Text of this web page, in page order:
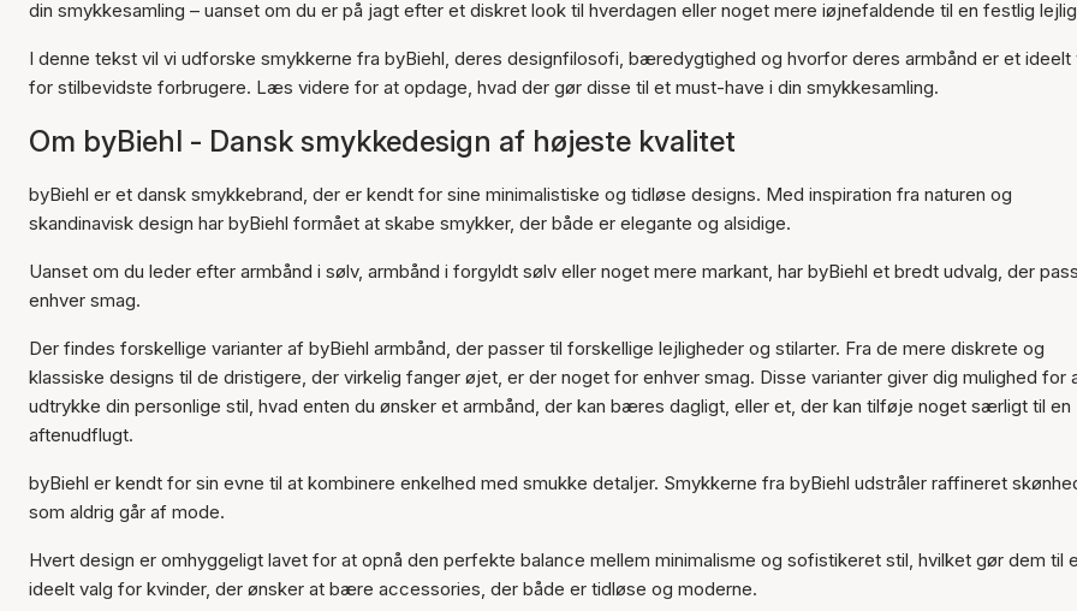
din smykkesamling – uanset om du er på jagt efter et diskret look til hverdagen eller noget mere iøjnefaldende til en festlig
I denne tekst vil vi udforske smykkerne fra byBiehl, deres designfilosofi, bæredygtighed og hvorfor deres armbånd er et ideelt
for stilbevidste forbrugere. Læs videre for at opdage, hvad der gør disse til et must-have i din smykkesamling.
Om byBiehl - Dansk smykkedesign af højeste kvalitet
byBiehl er et dansk smykkebrand, der er kendt for sine minimalistiske og tidløse designs. Med inspiration fra naturen og
skandinavisk design har byBiehl formået at skabe smykker, der både er elegante og alsidige.
Uanset om du leder efter armbånd i sølv, armbånd i forgyldt sølv eller noget mere markant, har byBiehl et bredt udvalg, der
enhver smag.
Der findes forskellige varianter af byBiehl armbånd, der passer til forskellige lejligheder og stilarter. Fra de mere diskrete og
klassiske designs til de dristigere, der virkelig fanger øjet, er der noget for enhver smag. Disse varianter giver dig mulighed for
udtrykke din personlige stil, hvad enten du ønsker et armbånd, der kan bæres dagligt, eller et, der kan tilføje noget særligt til en
aftenudflugt.
byBiehl er kendt for sin evne til at kombinere enkelhed med smukke detaljer. Smykkerne fra byBiehl udstråler raffineret
som aldrig går af mode.
Hvert design er omhyggeligt lavet for at opnå den perfekte balance mellem minimalisme og sofistikeret stil, hvilket gør dem til
ideelt valg for kvinder, der ønsker at bære accessories, der både er tidløse og moderne.